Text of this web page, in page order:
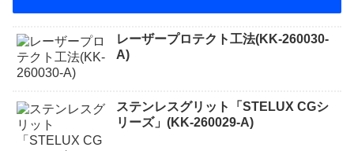
レーザープロテクト⼯法(KK-260030-
A)
ステンレスグリット「STELUX CGシ
リーズ」(KK-260029-A)